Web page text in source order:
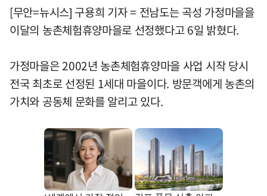
[무안=뉴시스] 구용희 기자 = 전남도는 곡성 가정마을을
이달의 농촌체험휴양마을로 선정했다고 6일 밝혔다.
가정마을은 2002년 농촌체험휴양마을 사업 시작 당시
전국 최초로 선정된 1세대 마을이다. 방문객에게 농촌의
가치와 공동체 문화를 알리고 있다.